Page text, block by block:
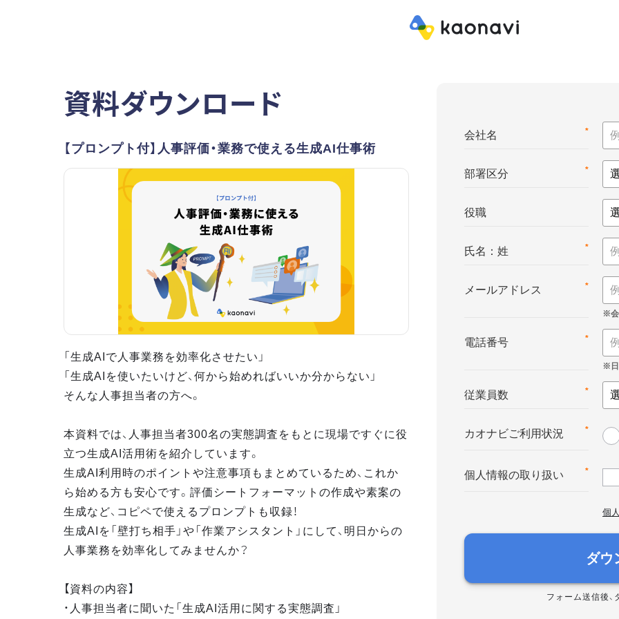
資料ダウンロード
【プロンプト付】人事評価・業務で使える生成AI仕事術
「生成AIで人事業務を効率化させたい」
「生成AIを使いたいけど、何から始めればいいか分からない」
そんな人事担当者の方へ。
本資料では、人事担当者300名の実態調査をもとに現場ですぐに役
立つ生成AI活用術を紹介しています。
生成AI利用時のポイントや注意事項もまとめているため、これか
ら始める方も安心です。評価シートフォーマットの作成や素案の
生成など、コピペで使えるプロンプトも収録！
生成AIを「壁打ち相手」や「作業アシスタント」にして、明日からの
人事業務を効率化してみませんか？
【資料の内容】
・人事担当者に聞いた「生成AI活用に関する実態調査」
*
会社名
*
部署区分
役職
*
氏名：姓
*
メールアドレス
*
電話番号
*
従業員数
*
カオナビご利用状況
*
個人情報の取り扱い
個
ダウ
フォーム送信後